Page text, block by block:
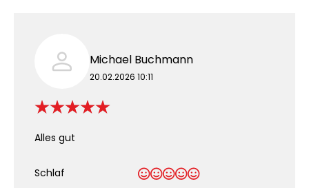
Michael Buchmann
20.02.2026 10:11
Alles gut
Schlaf